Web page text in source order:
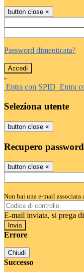
button close ×
Password dimenticata?
-
Entra con SPID Entra
Seleziona utente
button close ×
Recupero password
button close ×
Non hai una e-mail
E-mail inviata, si prega
Errore
Chiudi
Successo